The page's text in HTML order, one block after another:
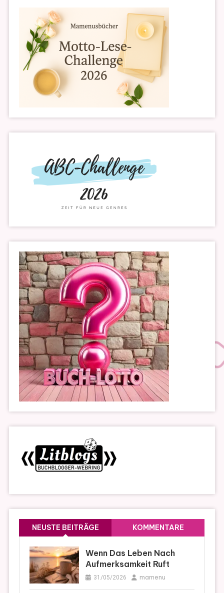
NEUSTE BEITRÄGE KOMMENTARE
Wenn Das Leben Nach
Aufmerksamkeit Ruft
31/05/2026 mamenu